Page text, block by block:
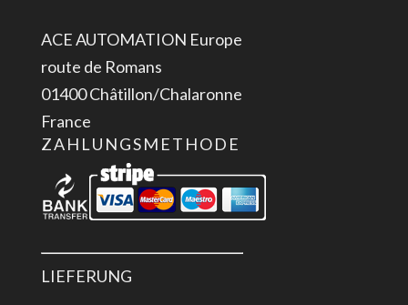
ACE AUTOMATION Europe
route de Romans
01400 Châtillon/Chalaronne
France
ZAHLUNGSMETHODE
LIEFERUNG